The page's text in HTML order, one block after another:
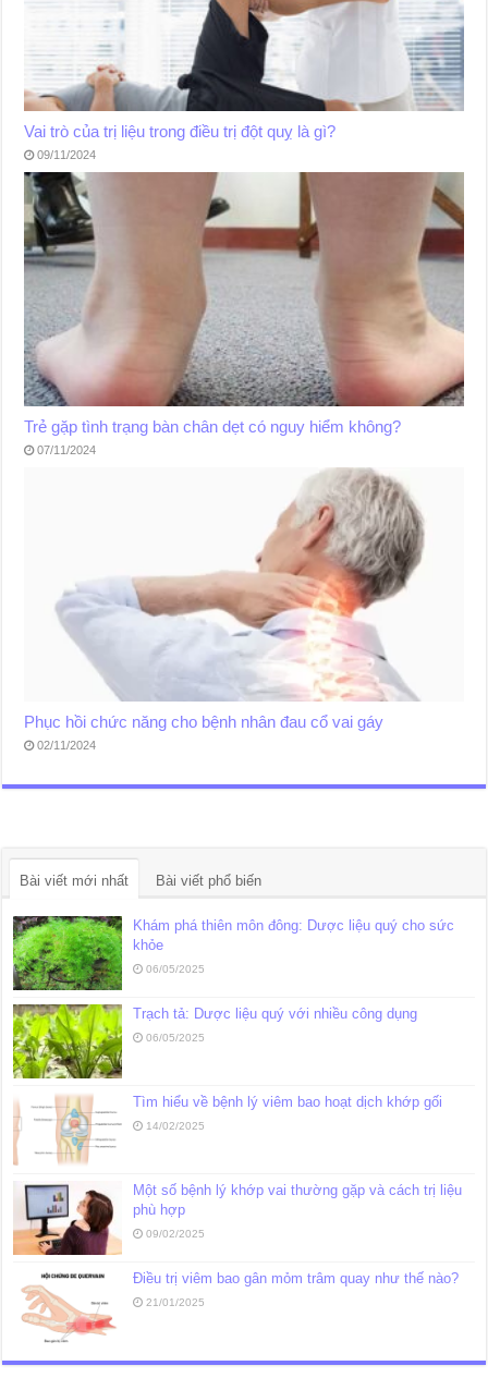
Vai trò của trị liệu trong điều trị đột quỵ là gì?
09/11/2024
Trẻ gặp tình trạng bàn chân dẹt có nguy hiểm không?
07/11/2024
Phục hồi chức năng cho bệnh nhân đau cổ vai gáy
02/11/2024
Bài viết mới nhất Bài viết phổ biến
Khám phá thiên môn đông: Dược liệu quý cho sức
khỏe
06/05/2025
Trạch tả: Dược liệu quý với nhiều công dụng
06/05/2025
Tìm hiểu về bệnh lý viêm bao hoạt dịch khớp gối
14/02/2025
Một số bệnh lý khớp vai thường gặp và cách trị liệu
phù hợp
09/02/2025
Điều trị viêm bao gân mỏm trâm quay như thế nào?
21/01/2025